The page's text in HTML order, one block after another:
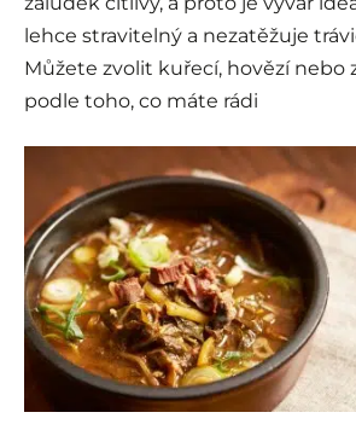
lehce stravitelný a nezatěžuje
Můžete zvolit kuřecí, hovězí nebo
podle toho, co máte rádi